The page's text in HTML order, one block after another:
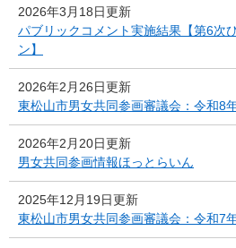
2026年3月18日更新
パブリックコメント実施結果【第6次
ン】
2026年2月26日更新
東松山市男女共同参画審議会：令和8
2026年2月20日更新
男女共同参画情報ほっとらいん
2025年12月19日更新
東松山市男女共同参画審議会：令和7